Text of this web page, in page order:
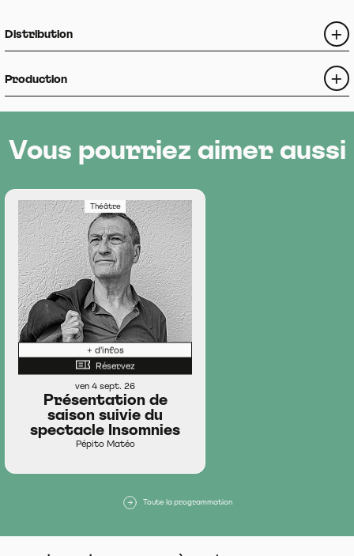
Distribution
Production
Vous pourriez aimer aussi
Théâtre
+ d'infos
Réservez
ven 4 sept. 26
Présentation de
saison suivie du
spectacle Insomnies
Pépito Matéo
Toute la programmation